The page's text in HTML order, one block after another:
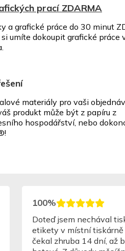
prací ZDARMA
a grafické práce do 30 minut
umíte dokoupit grafické práce
materiály pro vaši
produkt může být z papíru z
hospodářství, nebo
100%
Doteď jsem nechával
etikety v místní tiskárně
čekal zhruba 14 dní, až